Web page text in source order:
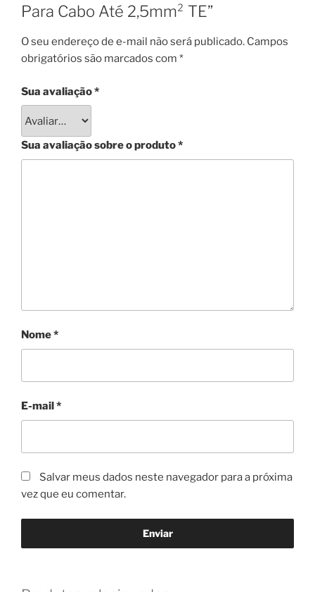
Para Cabo Até 2,5mm² TE”
O seu endereço de e-mail não será publicado. Campos
obrigatórios são marcados com *
Sua avaliação*
Sua avaliação sobre o produto*
Nome*
E-mail *
Salvar meus dados neste navegador para a próxima
vez que eu comentar.